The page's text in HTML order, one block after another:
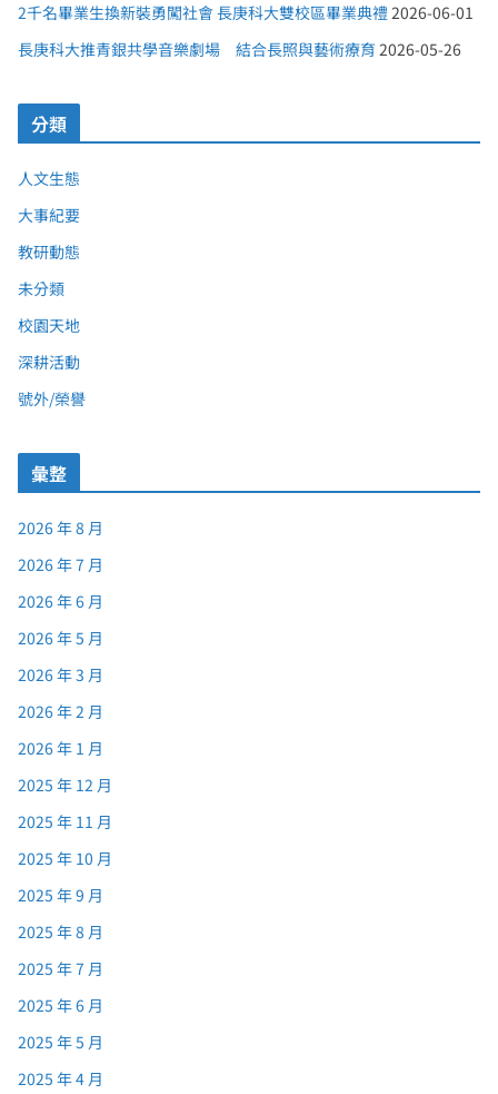
2千名畢業生換新裝勇闖社會 長庚科大雙校區畢業典禮2026-06-01
長庚科大推青銀共學音樂劇場 結合長照與藝術療育 2026-05-26
分類
人文生態
大事紀要
教研動態
未分類
校園天地
深耕活動
號外/榮譽
彙整
2026 年 8 月
2026 年 7 月
2026 年 6 月
2026 年 5 月
2026 年 3 月
2026 年 2 月
2026 年 1 月
2025 年 12 月
2025 年 11 月
2025 年 10 月
2025 年 9 月
2025 年 8 月
2025 年 7 月
2025 年 6 月
2025 年 5 月
2025 年 4 月